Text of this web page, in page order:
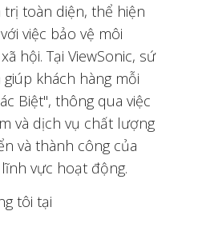
toàn diện, thể hiện
việc bảo vệ môi
hội. Tại ViewSonic, sứ
khách hàng mỗi
Biệt", thông qua việc
và dịch vụ chất lượng
và thành công của
vực hoạt động.
tôi tại